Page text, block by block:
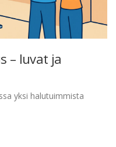
– luvat ja
yksi halutuimmista